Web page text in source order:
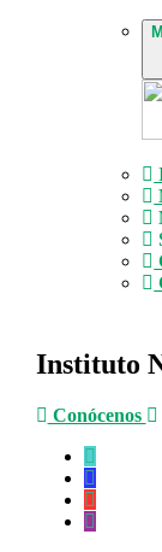
Instituto
Conócenos